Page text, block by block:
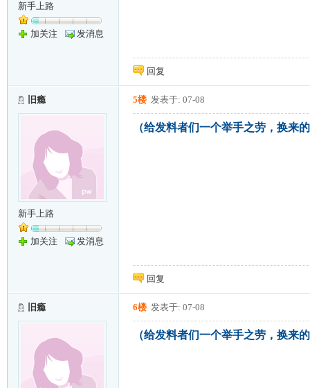
新手上路
加关注 发消息
回复
旧瘾
新手上路
加关注 发消息
5楼 发表于: 07-08
（给发料者们一个举手之劳，换来
回复
旧瘾 6楼 发表于: 07-08
（给发料者们一个举手之劳，换来